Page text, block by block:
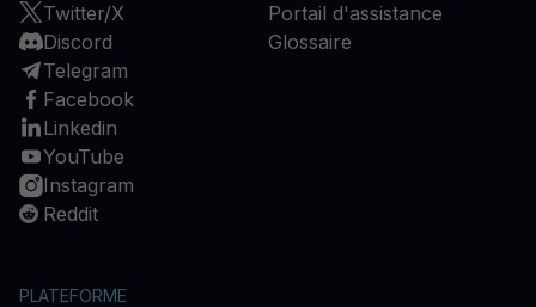
Twitter/X
Discord
Telegram
Facebook
Linkedin
YouTube
Instagram
Reddit
Portail d'assistance
Glossaire
PLATEFORME